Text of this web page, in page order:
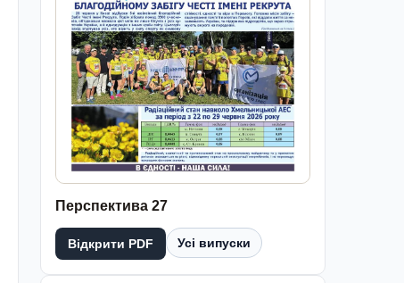
Перспектива 27
Відкрити PDF Усі випуски